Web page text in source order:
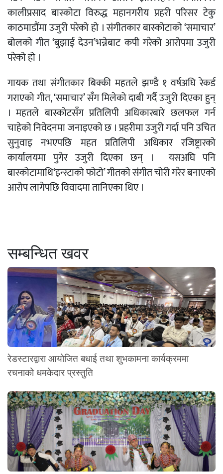
कालीप्रसाद बास्कोटा विरुद्ध महानगरीय प्रहरी परिसर टेकु
काठमाडौंमा उजुरी परेको हो । संगीतकार बास्कोटाको ‘समाचार’
बोलको गीत ‘बुझाई देउन’भन्नेबाट कपी गरेको आरोपमा उजुरी
परेको हो ।
गायक तथा संगीतकार बिक्की महतले झण्डै १ वर्षअघि रेकर्ड
गराएको गीत, ‘समाचार’ सँग मिलेको दाबी गर्दै उजुरी दिएका हुन्
। महतले बास्कोटसँग प्रतिलिपी अधिकारबारे छलफल गर्न
चाहेको निवेदनमा जनाइएको छ । प्रहरीमा उजुरी गर्दा पनि उचित
सुनुवाइ नभएपछि महत प्रतिलिपी अधिकार रजिष्ट्रारको
कार्यालयमा पुगेर उजुरी दिएका छन् । यसअघि पनि
बास्कोटामाथि‘इन्स्टाको फोटो’ गीतको संगीत चोरी गरेर बनाएको
आरोप लागेपछि विवादमा तानिएका थिए ।
सम्बन्धित खवर
रेडस्टारद्वारा आयोजित बधाई तथा शुभकामना कार्यक्रममा
रचनाको धमकेदार प्रस्तुति